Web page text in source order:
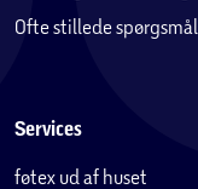
Ofte stillede spørgsmål
Services
føtex ud af huset